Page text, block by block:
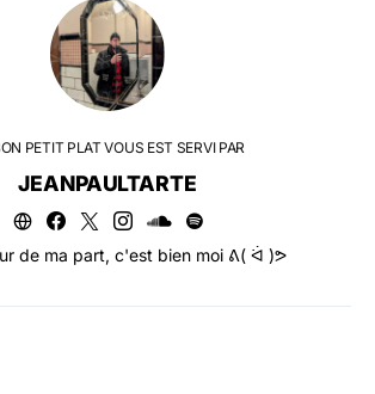
PETIT PLAT VOUS EST SERVI PAR
JEANPAULTARTE
de ma part, c'est bien moi ᕕ( ᐛ )ᕗ